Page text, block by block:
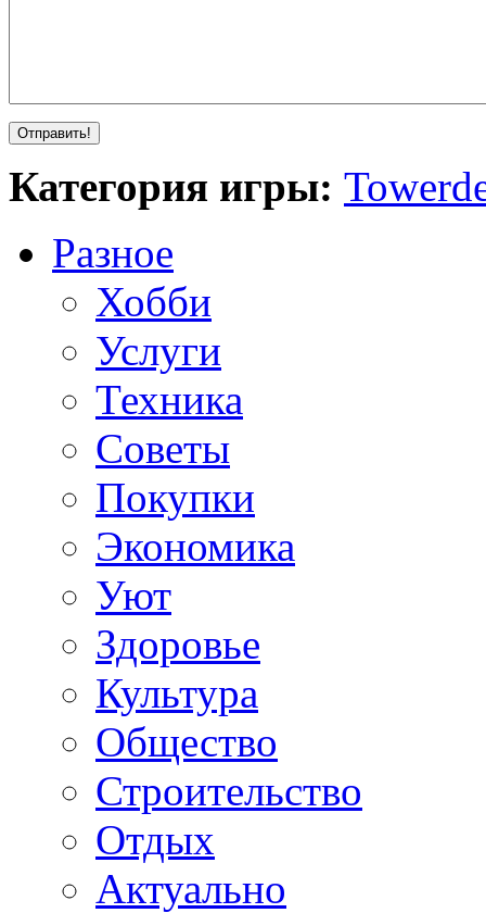
Категория игры:
Разное
Хобби
Услуги
Техника
Советы
Покупки
Экономика
Уют
Здоровье
Культура
Общество
Строительство
Отдых
Актуально